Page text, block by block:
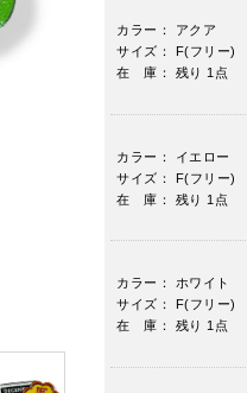
カラー： アクア
サイズ： F(フリー)
在 庫： 残り 1点
カラー： イエロー
サイズ： F(フリー)
在 庫： 残り 1点
カラー： ホワイト
サイズ： F(フリー)
在 庫： 残り 1点